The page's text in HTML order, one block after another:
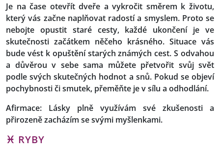
Je na čase otevřít dveře a vykročit směrem k životu,
který vás začne naplňovat radostí a smyslem. Proto se
nebojte opustit staré cesty, každé ukončení je ve
skutečnosti začátkem něčeho krásného. Situace vás
bude vést k opuštění starých známých cest. S odvahou
a důvěrou v sebe sama můžete přetvořit svůj svět
podle svých skutečných hodnot a snů. Pokud se objeví
pochybnosti či smutek, přeměňte je v sílu a odhodlání.
Afirmace: Lásky plně využívám své zkušenosti a
přirozeně zacházím se svými myšlenkami.
♓ RYBY